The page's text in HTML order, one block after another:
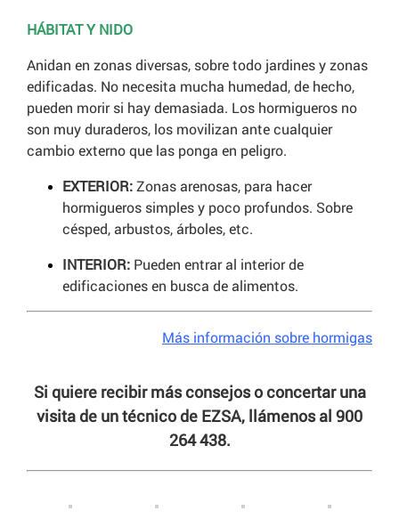
HÁBITAT Y NIDO
Anidan en zonas diversas, sobre todo jardines y zonas
edificadas. No necesita mucha humedad, de hecho,
pueden morir si hay demasiada. Los hormigueros no
son muy duraderos, los movilizan ante cualquier
cambio externo que las ponga en peligro.
EXTERIOR:Zonas arenosas, para hacer
hormigueros simples y poco profundos. Sobre
césped, arbustos, árboles, etc.
INTERIOR: Pueden entrar al interior de
edificaciones en busca de alimentos.
Más información sobre hormigas
Si quiere recibir más consejos o concertar una
visita de un técnico de EZSA, llámenos al 900
264 438.